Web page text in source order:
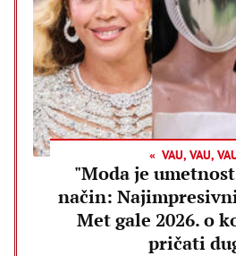
VAU, VAU,
"Moda je
način:
Met gale 2026. o
pričati